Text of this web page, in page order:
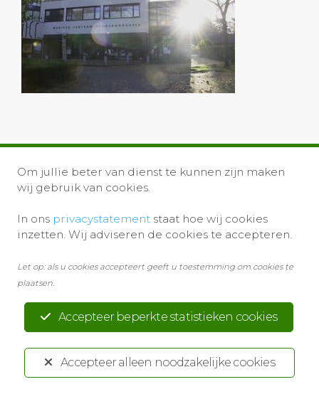
Privacystatement Disclaimer
Accepteer alleen noodzakelijke cookies
Accepteer beperkte statistieken cookies
Om jullie beter van dienst te kunnen zijn maken
wij gebruik van cookies.
In ons privacystatement staat hoe wij cookies
inzetten. Wij adviseren de cookies te accepteren.
Let op: als u cookies accepteert geeft u toestemming om cookies te
plaatsen.